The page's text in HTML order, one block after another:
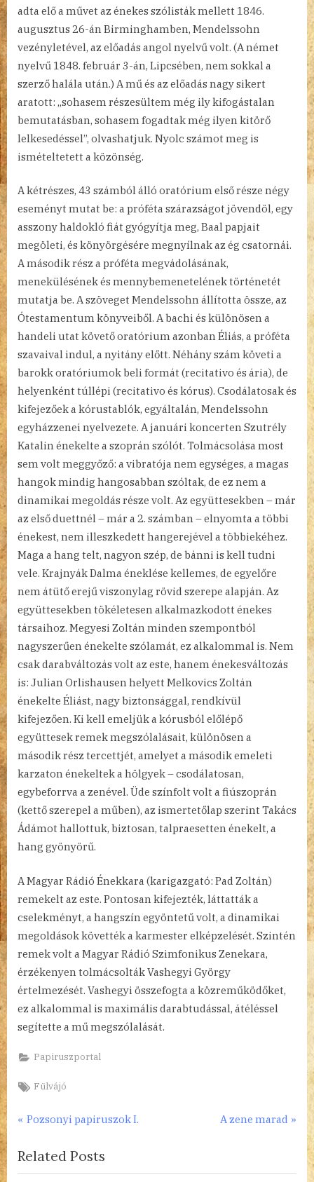
adta elő a művet az énekes szólisták mellett 1846.
augusztus 26-án Birminghamben, Mendelssohn
vezényletével, az előadás angol nyelvű volt. (A német
nyelvű 1848. február 3-án, Lipcsében, nem sokkal a
szerző halála után.) A mű és az előadás nagy sikert
aratott: „sohasem részesültem még ily kifogástalan
bemutatásban, sohasem fogadtak még ilyen kitörő
lelkesedéssel”, olvashatjuk. Nyolc számot meg is
ismételtetett a közönség.
A kétrészes, 43 számból álló oratórium első része négy
eseményt mutat be: a próféta szárazságot jövendöl, egy
asszony haldokló fiát gyógyítja meg, Baal papjait
megöleti, és könyörgésére megnyílnak az ég csatornái.
A második rész a próféta megvádolásának,
menekülésének és mennybemenetelének történetét
mutatja be. A szöveget Mendelssohn állította össze, az
Ótestamentum könyveiből. A bachi és különösen a
handeli utat követő oratórium azonban Éliás, a próféta
szavaival indul, a nyitány előtt. Néhány szám követi a
barokk oratóriumok beli formát (recitativo és ária), de
helyenként túllépi (recitativo és kórus). Csodálatosak és
kifejezőek a kórustablók, egyáltalán, Mendelssohn
egyházzenei nyelvezete. A januári koncerten Szutrély
Katalin énekelte a szoprán szólót. Tolmácsolása most
sem volt meggyőző: a vibratója nem egységes, a magas
hangok mindig hangosabban szóltak, de ez nem a
dinamikai megoldás része volt. Az együttesekben – már
az első duettnél – már a 2. számban – elnyomta a többi
énekest, nem illeszkedett hangerejével a többiekéhez.
Maga a hang telt, nagyon szép, de bánni is kell tudni
vele. Krajnyák Dalma éneklése kellemes, de egyelőre
nem átütő erejű viszonylag rövid szerepe alapján. Az
együttesekben tökéletesen alkalmazkodott énekes
társaihoz. Megyesi Zoltán minden szempontból
nagyszerűen énekelte szólamát, ez alkalommal is. Nem
csak darabváltozás volt az este, hanem énekesváltozás
is: Julian Orlishausen helyett Melkovics Zoltán
énekelte Éliást, nagy biztonsággal, rendkívül
kifejezően. Ki kell emeljük a kórusból előlépő
együttesek remek megszólalásait, különösen a
második rész tercettjét, amelyet a második emeleti
karzaton énekeltek a hölgyek – csodálatosan,
egybeforrva a zenével. Üde színfolt volt a fiúszoprán
(kettő szerepel a műben), az ismertetőlap szerint Takács
Ádámot hallottuk, biztosan, talpraesetten énekelt, a
hang gyönyörű.
A Magyar Rádió Énekkara (karigazgató: Pad Zoltán)
remekelt az este. Pontosan kifejezték, láttatták a
cselekményt, a hangszín egyöntetű volt, a dinamikai
megoldások követték a karmester elképzelését. Szintén
remek volt a Magyar Rádió Szimfonikus Zenekara,
érzékenyen tolmácsolták Vashegyi György
értelmezését. Vashegyi összefogta a közreműködőket,
ez alkalommal is maximális darabtudással, átéléssel
segítette a mű megszólalását.
Papiruszportal
Tags:
Fülvájó
Bejegyzés
navigáció
P
e
v
Pozsonyi papiruszok I.
N
t
A zene marad
Related Posts